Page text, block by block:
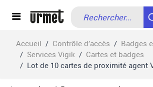
Accueil / Contrôle d’accès / Badges
/ Services Vigik / Cartes et badges
/ Lot de 10 cartes de proximité agent